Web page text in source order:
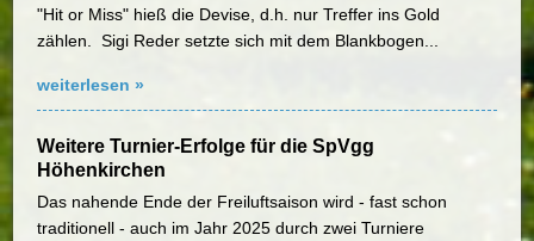
"Hit or Miss" hieß die Devise, d.h. nur Treffer ins Gold
zählen. Sigi Reder setzte sich mit dem Blankbogen...
weiterlesen »
Weitere Turnier-Erfolge für die SpVgg
Höhenkirchen
Das nahende Ende der Freiluftsaison wird - fast schon
traditionell - auch im Jahr 2025 durch zwei Turniere